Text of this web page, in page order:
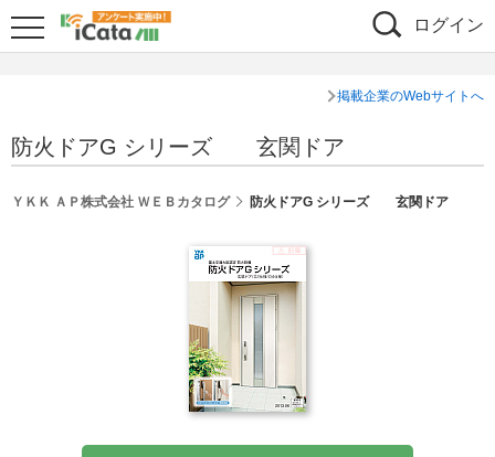
ログイン
掲載企業のWebサイトへ
防火ドアG シリーズ 玄関ドア
ＹＫＫ ＡＰ株式会社 ＷＥＢカタログ 防火ドアG シリーズ 玄関ドア